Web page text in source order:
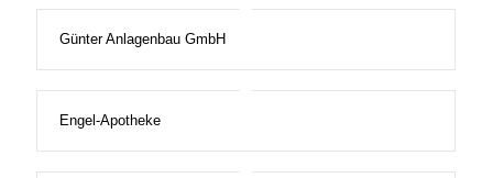
Günter Anlagenbau GmbH
Engel-Apotheke